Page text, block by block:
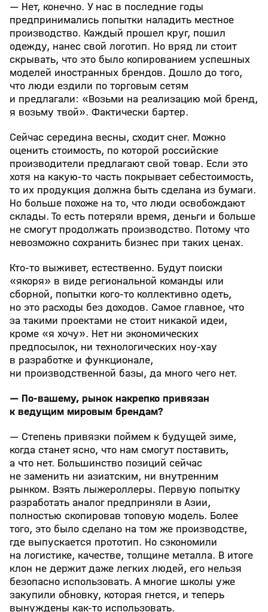
— Нет, конечно. У нас в последние годы
предпринимались попытки наладить местное
производство. Каждый прошел круг, пошил
одежду, нанес свой логотип. Но вряд ли стоит
скрывать, что это было копированием успешных
моделей иностранных брендов. Дошло до того,
что люди ездили по торговым сетям
и предлагали: «Возьми на реализацию мой бренд,
я возьму твой». Фактически бартер.
Сейчас середина весны, сходит снег. Можно
оценить стоимость, по которой российские
производители предлагают свой товар. Если это
хотя на какую-то часть покрывает себестоимость,
то их продукция должна быть сделана из бумаги.
Но больше похоже на то, что люди освобождают
склады. То есть потеряли время, деньги и больше
не смогут продолжать производство. Потому что
невозможно сохранить бизнес при таких ценах.
Кто-то выживет, естественно. Будут поиски
«якоря» в виде региональной команды или
сборной, попытки кого-то коллективно одеть,
но это расходы без доходов. Самое главное, что
за такими проектами не стоит никакой идеи,
кроме «я хочу». Нет ни экономических
предпосылок, ни технологических ноу-хау
в разработке и функционале,
ни производственной базы, да много чего нет.
— По-вашему, рынок накрепко привязан
к ведущим мировым брендам?
— Степень привязки поймем к будущей зиме,
когда станет ясно, что нам смогут поставить,
а что нет. Большинство позиций сейчас
не заменить ни азиатским, ни внутренним
рынком. Взять лыжероллеры. Первую попытку
разработать аналог предприняли в Азии,
полностью скопировав топовую модель. Более
того, это было сделано на том же производстве,
где выпускается прототип. Но сэкономили
на логистике, качестве, толщине металла. В итоге
клон не держит даже легких людей, его нельзя
безопасно использовать. А многие школы уже
закупили обновку, которая гнется, и теперь
вынуждены как-то использовать.